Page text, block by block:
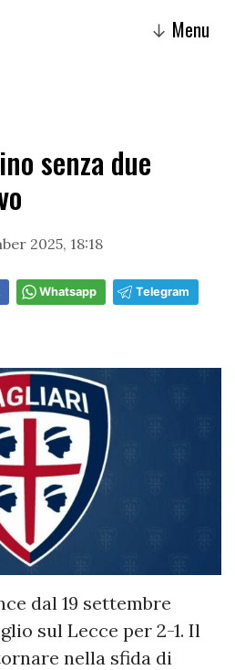
↓ Menu
senza due
2025, 18:18
Whatsapp Telegram
dal 19 settembre
sul Lecce per 2-1. Il
nella sfida di